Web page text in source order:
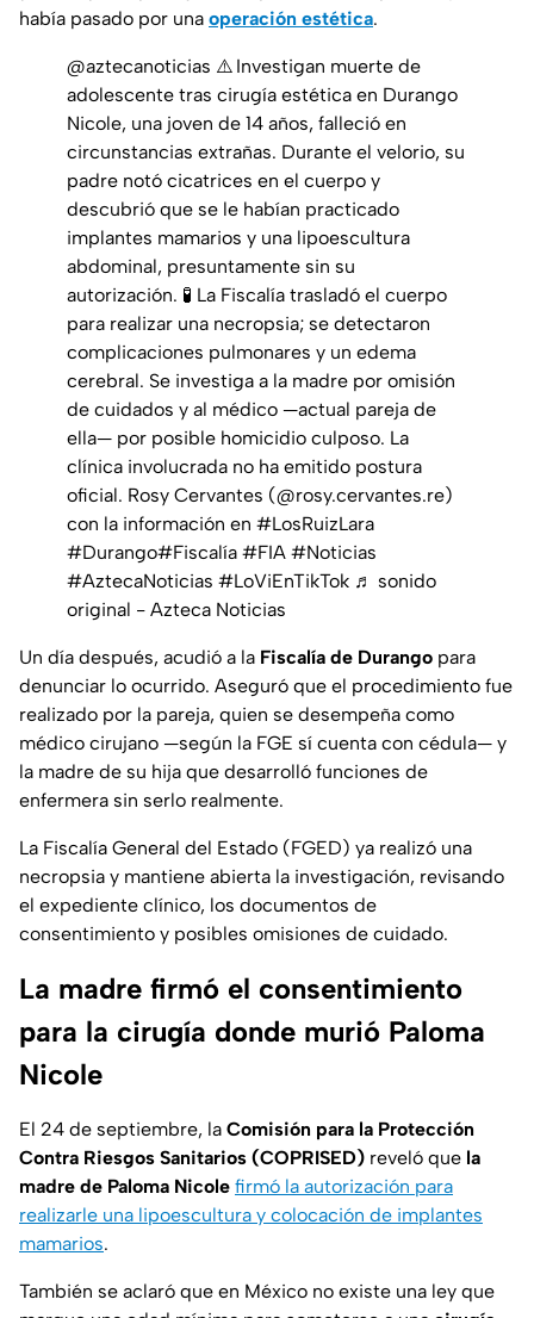
había pasado por una operación estética.
@aztecanoticias ⚠️ Investigan muerte de
adolescente tras cirugía estética en Durango
Nicole, una joven de 14 años, falleció en
circunstancias extrañas. Durante el velorio, su
padre notó cicatrices en el cuerpo y
descubrió que se le habían practicado
implantes mamarios y una lipoescultura
abdominal, presuntamente sin su
autorización. 🧪 La Fiscalía trasladó el cuerpo
para realizar una necropsia; se detectaron
complicaciones pulmonares y un edema
cerebral. Se investiga a la madre por omisión
de cuidados y al médico —actual pareja de
ella— por posible homicidio culposo. La
clínica involucrada no ha emitido postura
oficial. Rosy Cervantes (@rosy.cervantes.re)
con la información en #LosRuizLara
#Durango#Fiscalía #FIA #Noticias
#AztecaNoticias #LoViEnTikTok ♬ sonido
original - Azteca Noticias
Un día después, acudió a la Fiscalía de Durango para
denunciar lo ocurrido. Aseguró que el procedimiento fue
realizado por la pareja, quien se desempeña como
médico cirujano —según la FGE sí cuenta con cédula— y
la madre de su hija que desarrolló funciones de
enfermera sin serlo realmente.
La Fiscalía General del Estado (FGED) ya realizó una
necropsia y mantiene abierta la investigación, revisando
el expediente clínico, los documentos de
consentimiento y posibles omisiones de cuidado.
La madre firmó el consentimiento
para la cirugía donde murió Paloma
Nicole
El 24 de septiembre, la Comisión para la Protección
Contra Riesgos Sanitarios (COPRISED) reveló que la
madre de Paloma Nicole firmó la autorización para
realizarle una lipoescultura y colocación de implantes
mamarios.
También se aclaró que en México no existe una ley que